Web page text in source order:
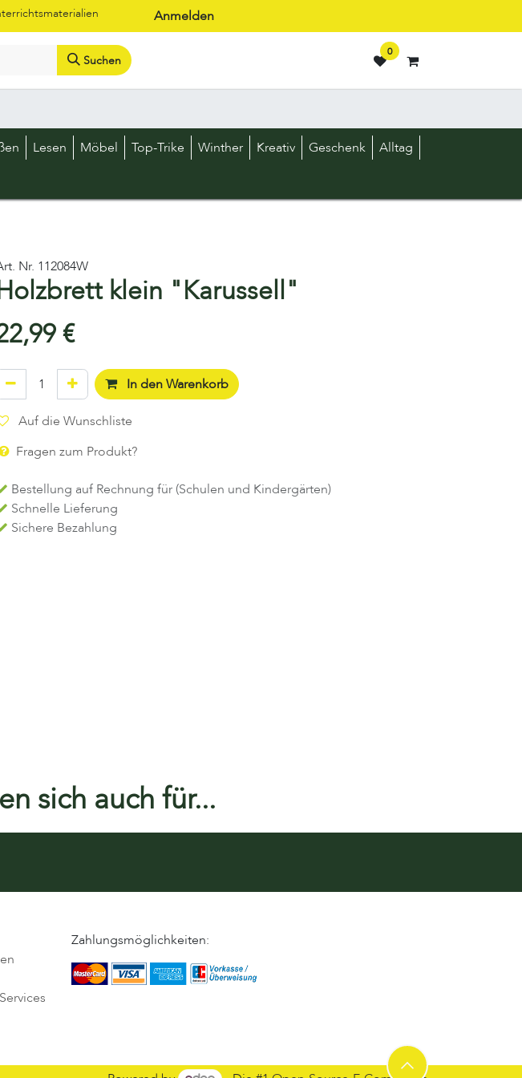
Anmelden
Suchen
0
Lesen Möbel Top-Trike Winther Kreativ Geschenk
Alltag
Nr. 112084W
klein "Karussell"
€
In den Warenkorb
Auf die Wunschliste
Fragen zum Produkt?
Bestellung auf Rechnung für (Schulen und Kindergärten)
Schnelle Lieferung
Sichere Bezahlung
sich auch für...
Zahlungsmöglichkeiten: